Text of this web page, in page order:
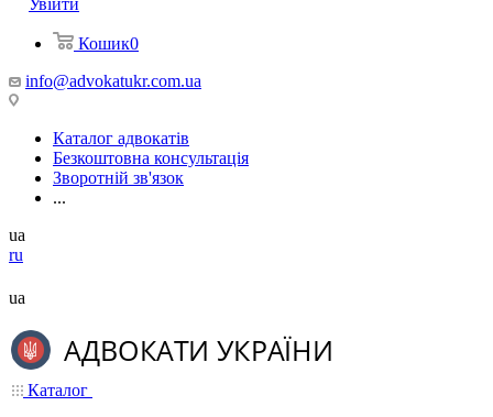
Увійти
Кошик0
info@advokatukr.com.ua
Каталог адвокатів
Безкоштовна консультація
Зворотній зв'язок
...
ua
ru
ua
Каталог